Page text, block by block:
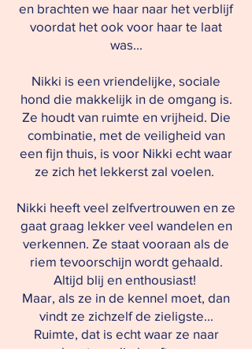
en brachten we haar naar het verblijf
voordat het ook voor haar te laat
was...
Nikki is een vriendelijke, sociale
hond die makkelijk in de omgang is.
Ze houdt van ruimte en vrijheid. Die
combinatie, met de veiligheid van
een fijn thuis, is voor Nikki echt waar
ze zich het lekkerst zal voelen.
Nikki heeft veel zelfvertrouwen en ze
gaat graag lekker veel wandelen en
verkennen. Ze staat vooraan als de
riem tevoorschijn wordt gehaald.
Altijd blij en enthousiast!
Maar, als ze in de kennel moet, dan
vindt ze zichzelf de zieligste...
Ruimte, dat is echt waar ze naar